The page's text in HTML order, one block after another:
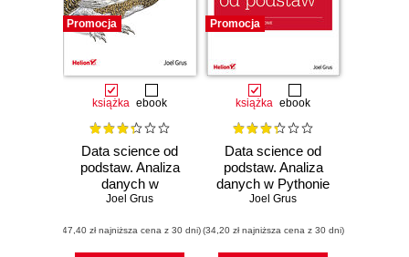
Promocja
książka ebook
Data science od
podstaw. Analiza
danych w
Pythonie. Wydanie
Joel Grus
(47,40 zł najniższa cena z 30 dni)
Promocja
książka ebook
Data science od
podstaw. Analiza
danych w Pythonie
Joel Grus
(34,20 zł najniższa cena z 30 dni)